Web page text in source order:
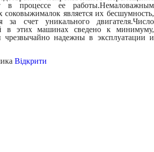
процессе ее работы.Немаловажным
соковыжималок является их бесшумность,
за счет уникального двигателя.Число
в этих машинах сведено к минимуму,
чрезвычайно надежны в эксплуатации и
Відкрити